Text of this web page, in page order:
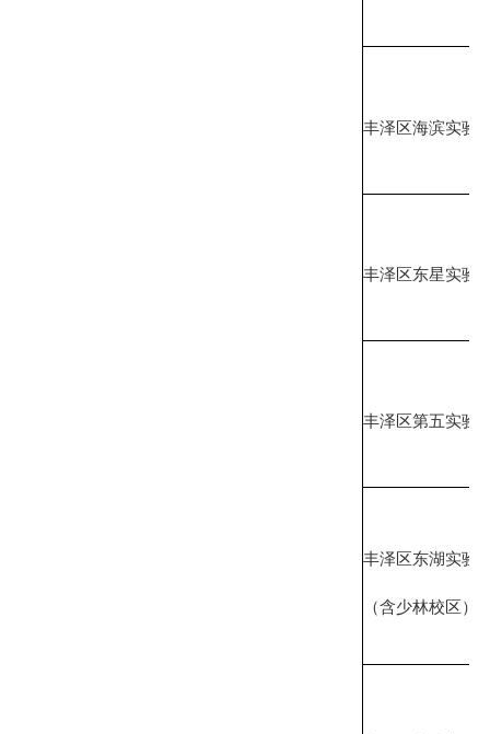
丰泽区海滨实验
丰泽区东星实验
丰泽区第五实验
丰泽区东湖实验
（含少林校区）